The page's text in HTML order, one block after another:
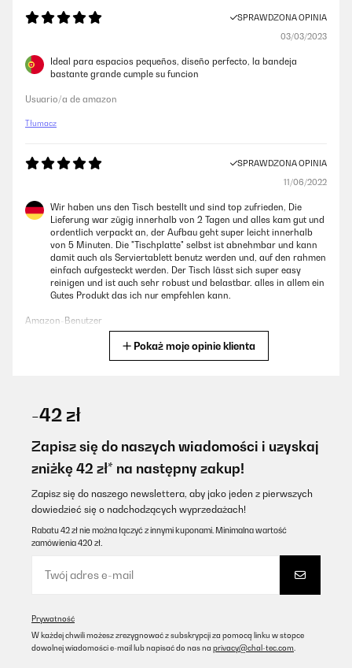
SPRAWDZONA OPINIA
03/03/2023
Ideal para espacios pequeños, diseño perfecto, la bandeja
bastante grande cumple su funcion
Usuario/a de amazon
Tłumacz
SPRAWDZONA OPINIA
11/06/2022
Wir haben uns den Tisch bestellt und sind top zufrieden, Die
Lieferung war zügig innerhalb von 2 Tagen und alles kam gut und
ordentlich verpackt an, der Aufbau geht super leicht innerhalb
von 5 Minuten. Die "Tischplatte" selbst ist abnehmbar und kann
damit auch als Serviertablett benutz werden und, auf den rahmen
einfach aufgesteckt werden. Der Tisch lässt sich super easy
reinigen und ist auch sehr robust und belastbar. alles in allem ein
Gutes Produkt das ich nur empfehlen kann.
Amazon-Benutzer
Lieferung war zügig innerhalb von 2 Tagen und alles kam gut und
ordentlich verpackt an, der Aufbau geht super leicht innerhalb
von 5 Minuten.Die "Tischplatte" selbst ist abnehmbar und kann
damit auch als Serviertablett benutz werden und, auf den rahmen
einfach aufgesteckt werden.Der Tisch lässt sich super easy
reinigen und ist auch sehr robust und belastbar.alles in allem ein
Gutes Produkt das ich nur empfehlen kann.
Amazon-Benutzer
Pokaż moje opinie klienta
-42 zł
Zapisz się do naszych wiadomości i uzyskaj
zniżkę 42 zł* na następny zakup!
Zapisz się do naszego newslettera, aby jako jeden z pierwszych
dowiedzieć się o nadchodzących wyprzedażach!
Rabatu 42 zł nie można łączyć z innymi kuponami. Minimalna wartość
zamówienia 420 zł.
Prywatność
W każdej chwili możesz zrezygnować z subskrypcji za pomocą linku w stopce
dowolnej wiadomości e-mail lub napisać do nas na privacy@chal-tec.com